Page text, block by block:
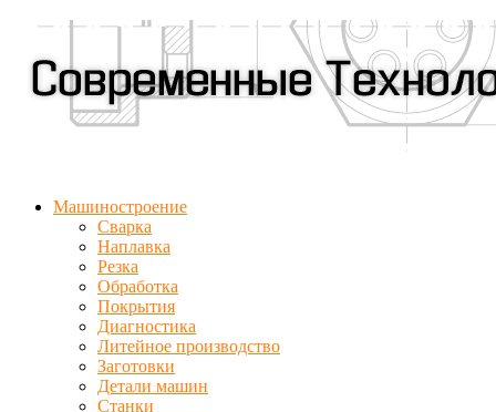
Машиностроение
Сварка
Наплавка
Резка
Обработка
Покрытия
Диагностика
Литейное производство
Заготовки
Детали машин
Станки